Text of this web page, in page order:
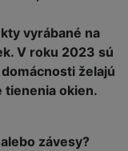
vyrábané na
V roku 2023 sú
želajú
tienenia okien.
závesy?